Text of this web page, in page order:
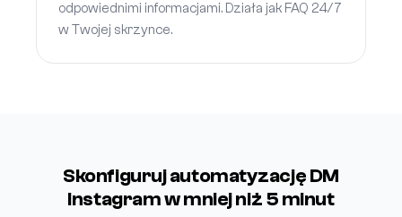
odpowiednimi informacjami. Działa jak FAQ 24/7
w Twojej skrzynce.
Skonfiguruj automatyzację DM
Instagram w mniej niż 5 minut